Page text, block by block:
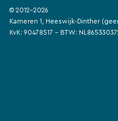
© 2012-2026
Kameren 1, Heeswijk-Dinther
KvK: 90478517 - BTW: